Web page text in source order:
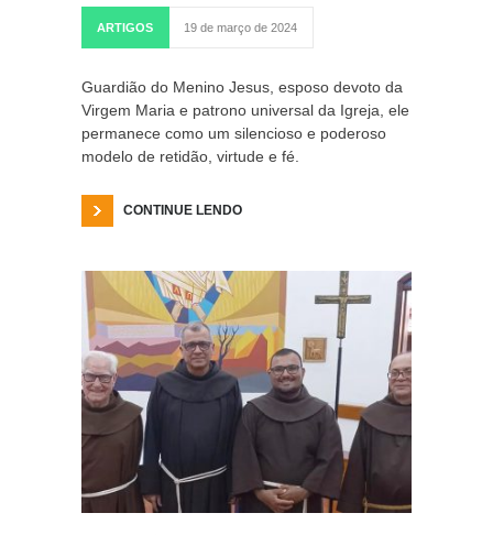
ARTIGOS 19 de março de 2024
Guardião do Menino Jesus, esposo devoto da
Virgem Maria e patrono universal da Igreja, ele
permanece como um silencioso e poderoso
modelo de retidão, virtude e fé.
CONTINUE LENDO